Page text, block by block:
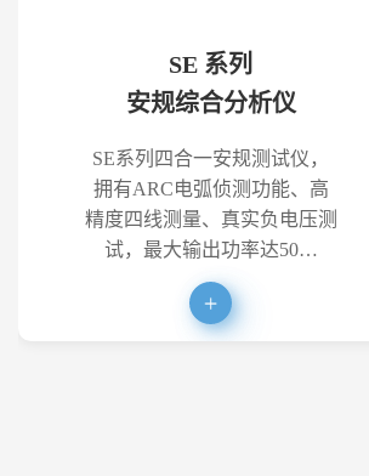
SE 系列
安规综合分析仪
SE系列四合一安规测试仪，
拥有ARC电弧侦测功能、高
精度四线测量、真实负电压测
试，最大输出功率达50…